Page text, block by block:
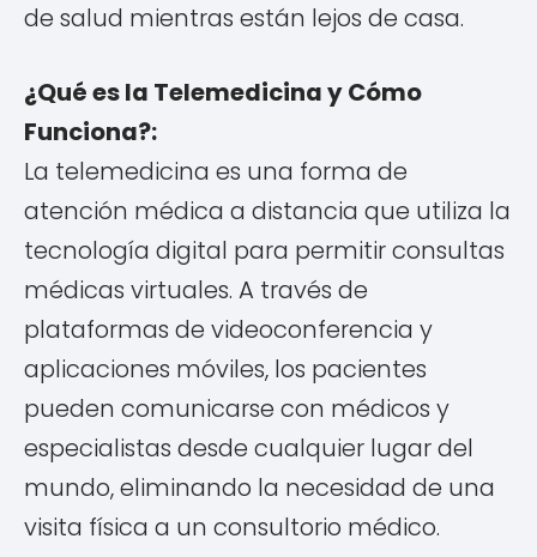
de salud mientras están lejos de casa.
¿Qué es la Telemedicina y Cómo
Funciona?:
La telemedicina es una forma de
atención médica a distancia que utiliza la
tecnología digital para permitir consultas
médicas virtuales. A través de
plataformas de videoconferencia y
aplicaciones móviles, los pacientes
pueden comunicarse con médicos y
especialistas desde cualquier lugar del
mundo, eliminando la necesidad de una
visita física a un consultorio médico.